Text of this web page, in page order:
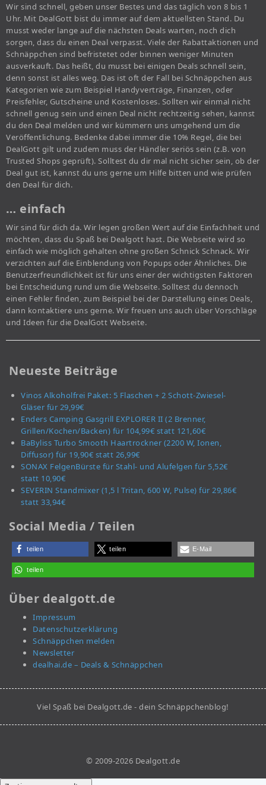
Wir sind schnell, geben unser Bestes und das täglich von 8 bis 1
Uhr. Mit DealGott bist du immer auf dem aktuellsten Stand. Du
musst weder lange auf die nächsten Deals warten, noch dich
sorgen, dass du einen Deal verpasst. Viele der Rabattaktionen und
Schnäppchen sind befristetet oder binnen weniger Minuten
ausverkauft. Das heißt, du musst bei einigen Deals schnell sein,
denn sonst ist alles weg. Das ist oft der Fall bei Schnäppchen aus
Kategorien wie zum Beispiel Handyverträge, Finanzen, oder
Preisfehler, Gutscheine und Kostenloses. Sollten wir einmal nicht
schnell genug sein und einen Deal nicht rechtzeitig sehen, kannst
du den Deal melden und wir kümmern uns umgehend um die
Veröffentlichung. Bedenke dabei immer die 10% Regel, die bei
DealGott gilt und zudem muss der Händler seriös sein (z.B. von
Trusted Shops geprüft). Solltest du dir mal nicht sicher sein, ob der
Deal gut ist, kannst du uns gerne um Hilfe bitten und wie prüfen
den Deal für dich.
… einfach
Wir sind für dich da. Wir legen großen Wert auf die Einfachheit und
möchten, dass du Spaß bei Dealgott hast. Die Webseite wird so
einfach wie möglich gehalten ohne großen Schnick Schnack. Wir
verzichten auf die Einblendung von Popups oder Ähnliches. Die
Benutzerfreundlichkeit ist für uns einer der wichtigsten Faktoren
bei Entscheidung rund um die Webseite. Solltest du dennoch
einen Fehler finden, zum Beispiel bei der Darstellung eines Deals,
dann kontaktiere uns gerne. Wir freuen uns auch über Vorschläge
und Ideen für die DealGott Webseite.
Neueste Beiträge
Vinos Alkoholfrei Paket: 5 Flaschen + 2 Schott-Zwiesel-
Gläser für 29,99€
Enders Camping Gasgrill EXPLORER II (2 Brenner,
Grillen/Kochen/Backen) für 104,99€ statt 121,60€
BaByliss Turbo Smooth Haartrockner (2200 W, Ionen,
Diffusor) für 19,90€ statt 26,99€
SONAX FelgenBürste für Stahl- und Alufelgen für 5,52€
statt 10,90€
SEVERIN Standmixer (1,5 l Tritan, 600 W, Pulse) für 29,86€
statt 33,94€
Social Media / Teilen
teilen teilen E-Mail
teilen
Über dealgott.de
Impressum
Datenschutzerklärung
Schnäppchen melden
Newsletter
dealhai.de – Deals & Schnäppchen
Viel Spaß bei Dealgott.de - dein Schnäppchenblog!
© 2009-2026 Dealgott.de